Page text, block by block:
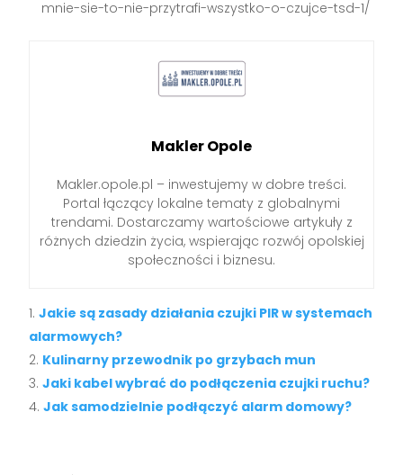
mnie-sie-to-nie-przytrafi-wszystko-o-czujce-tsd-1/
Makler Opole
Makler.opole.pl – inwestujemy w dobre treści.
Portal łączący lokalne tematy z globalnymi
trendami. Dostarczamy wartościowe artykuły z
różnych dziedzin życia, wspierając rozwój opolskiej
społeczności i biznesu.
Jakie są zasady działania czujki PIR w systemach
alarmowych?
Kulinarny przewodnik po grzybach mun
Jaki kabel wybrać do podłączenia czujki ruchu?
Jak samodzielnie podłączyć alarm domowy?